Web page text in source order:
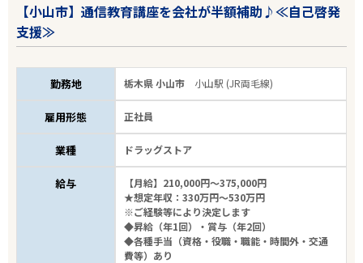
27件から検索する
【小山市】通信教育講座を会社が半額補助♪≪自己啓発
支援≫
勤務地 栃木県 小山市 小山駅 (JR両毛線)
雇用形態 正社員
業種 ドラッグストア
給与
【月給】210,000円～375,000円
★想定年収：330万円～530万円
※ご経験等により決定します
◆昇給（年1回）・賞与（年2回）
◆各種手当（資格・役職・職能・時間外・交通
費等）あり